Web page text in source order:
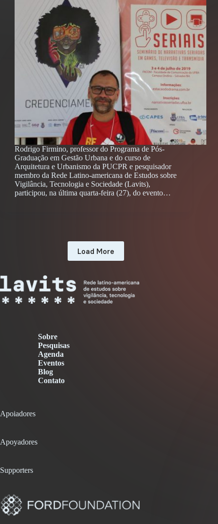
Rodrigo Firmino, professor do Programa de Pós-
Graduação em Gestão Urbana e do curso de
Arquitetura e Urbanismo da PUCPR e pesquisador
membro da Rede Latino-americana de Estudos sobre
Vigilância, Tecnologia e Sociedade (Lavits),
participou, na última quarta-feira (27), do evento…
Load More
Sobre
Pesquisas
Agenda
Eventos
Blog
Contato
Apoiadores
Apoyadores
Supporters